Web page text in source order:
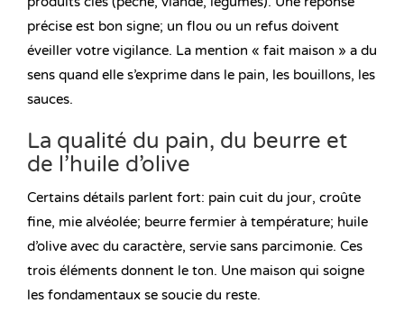
précise est bon signe; un flou ou un refus doivent
éveiller votre vigilance. La mention « fait maison » a du
sens quand elle s’exprime dans le pain, les bouillons, les
sauces.
La qualité du pain, du beurre et
de l’huile d’olive
Certains détails parlent fort: pain cuit du jour, croûte
fine, mie alvéolée; beurre fermier à température; huile
d’olive avec du caractère, servie sans parcimonie. Ces
trois éléments donnent le ton. Une maison qui soigne
les fondamentaux se soucie du reste.